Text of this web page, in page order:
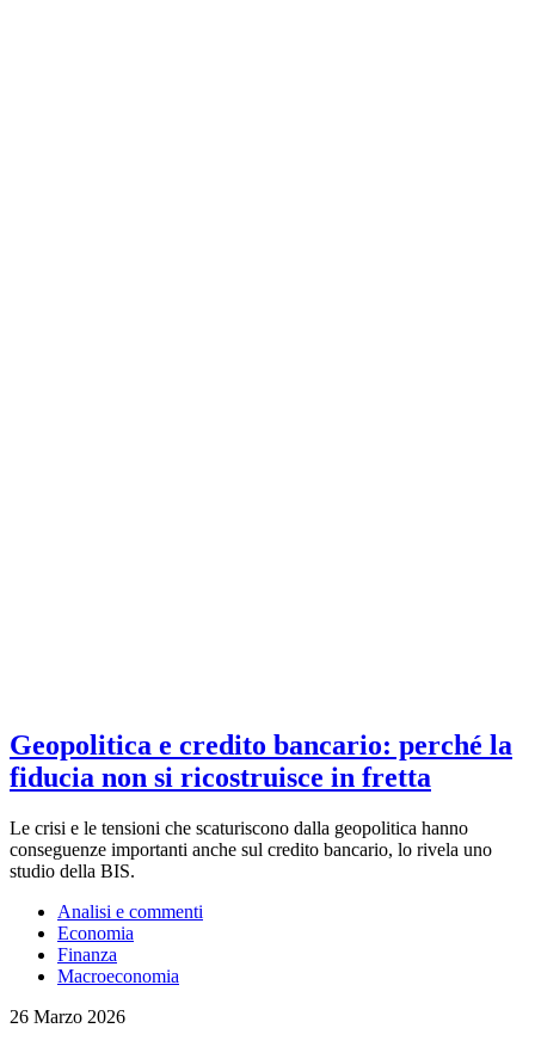
Geopolitica e credito bancario: perché la
fiducia non si ricostruisce in fretta
Le crisi e le tensioni che scaturiscono dalla geopolitica hanno
conseguenze importanti anche sul credito bancario, lo rivela uno
studio della BIS.
Analisi e commenti
Economia
Finanza
Macroeconomia
26 Marzo 2026